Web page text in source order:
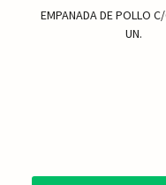
EMPANADA DE POLLO
UN.